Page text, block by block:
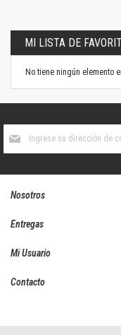
MI LISTA DE
No tiene ningún elemento
boletín
Nosotros
Entregas
Mi Usuario
Contacto